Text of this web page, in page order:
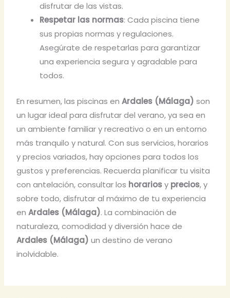
disfrutar de las vistas.
Respetar las normas: Cada piscina tiene
sus propias normas y regulaciones.
Asegúrate de respetarlas para garantizar
una experiencia segura y agradable para
todos.
En resumen, las piscinas enArdales (Málaga) son
un lugar ideal para disfrutar del verano, ya sea en
un ambiente familiar y recreativo o en un entorno
más tranquilo y natural. Con sus servicios, horarios
y precios variados, hay opciones para todos los
gustos y preferencias. Recuerda planificar tu visita
con antelación, consultar los horariosy precios, y
sobre todo, disfrutar al máximo de tu experiencia
enArdales (Málaga). La combinación de
naturaleza, comodidad y diversión hace de
Ardales (Málaga) un destino de verano
inolvidable.